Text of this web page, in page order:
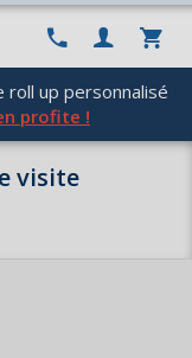
roll up personnalisé
profite !
visite